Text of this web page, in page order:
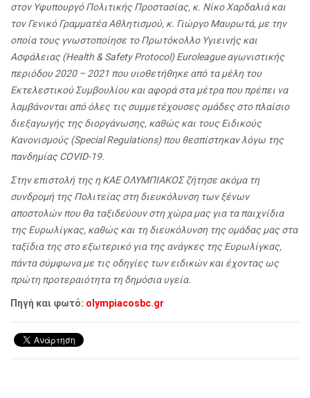
στον Υφυπουργό Πολιτικής Προστασίας, κ. Νίκο Χαρδαλιά και
τον Γενικό Γραμματέα Αθλητισμού, κ. Γιώργο Μαυρωτά, με την
οποία τους γνωστοποίησε το Πρωτόκολλο Υγιεινής και
Ασφάλειας (Health & Safety Protocol) Euroleague αγωνιστικής
περιόδου 2020 – 2021 που υιοθετήθηκε από τα μέλη του
Εκτελεστικού Συμβουλίου και αφορά στα μέτρα που πρέπει να
λαμβάνονται από όλες τις συμμετέχουσες ομάδες στο πλαίσιο
διεξαγωγής της διοργάνωσης, καθώς και τους Ειδικούς
Κανονισμούς (Special Regulations) που θεσπίστηκαν λόγω της
πανδημίας COVID-19.
Στην επιστολή της η ΚΑΕ ΟΛΥΜΠΙΑΚΟΣ ζήτησε ακόμα τη
συνδρομή της Πολιτείας στη διευκόλυνση των ξένων
αποστολών που θα ταξιδεύουν στη χώρα μας για τα παιχνίδια
της Ευρωλίγκας, καθώς και τη διευκόλυνση της ομάδας μας στα
ταξίδια της στο εξωτερικό για της ανάγκες της Ευρωλίγκας,
πάντα σύμφωνα με τις οδηγίες των ειδικών και έχοντας ως
πρώτη προτεραιότητα τη δημόσια υγεία.
Πηγή και φωτό: olympiacosbc.gr